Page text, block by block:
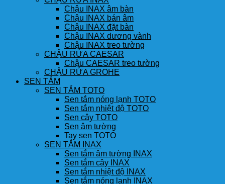
Chậu INAX âm bàn
Chậu INAX bán âm
Chậu INAX đặt bàn
Chậu INAX dương vành
Chậu INAX treo tường
CHẬU RỬA CAESAR
Chậu CAESAR treo tường
CHẬU RỬA GROHE
SEN TẮM
SEN TẮM TOTO
Sen tắm nóng lạnh TOTO
Sen tắm nhiệt độ TOTO
Sen cây TOTO
Sen âm tường
Tay sen TOTO
SEN TẮM INAX
Sen tắm âm tường INAX
Sen tắm cây INAX
Sen tắm nhiệt độ INAX
Sen tắm nóng lạnh INAX